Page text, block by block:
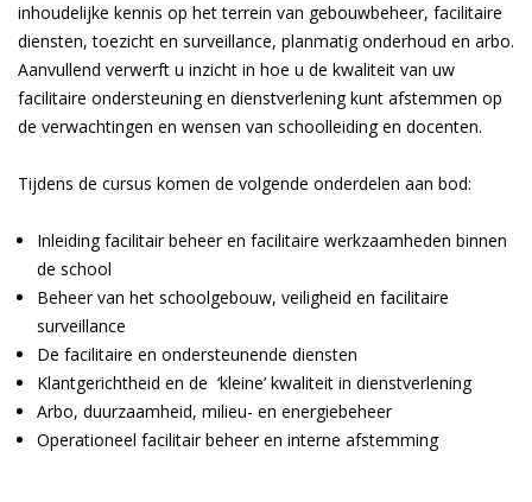
inhoudelijke kennis op het terrein van gebouwbeheer, facilitaire
diensten, toezicht en surveillance, planmatig onderhoud en arbo.
Aanvullend verwerft u inzicht in hoe u de kwaliteit van uw
facilitaire ondersteuning en dienstverlening kunt afstemmen op
de verwachtingen en wensen van schoolleiding en docenten.
Tijdens de cursus komen de volgende onderdelen aan bod:
Inleiding facilitair beheer en facilitaire werkzaamheden binnen
de school
Beheer van het schoolgebouw, veiligheid en facilitaire
surveillance
De facilitaire en ondersteunende diensten
Klantgerichtheid en de ‘kleine’ kwaliteit in dienstverlening
Arbo, duurzaamheid, milieu- en energiebeheer
Operationeel facilitair beheer en interne afstemming